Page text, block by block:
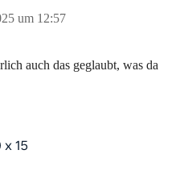
um 12:57
auch das geglaubt, was da